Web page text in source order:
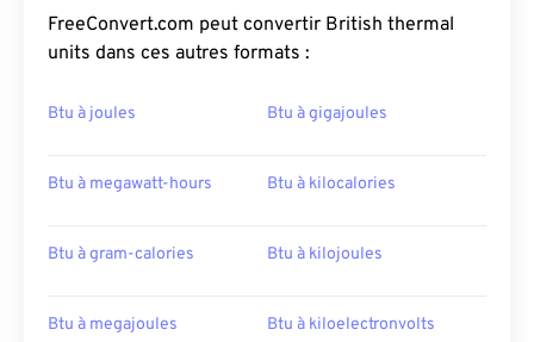
FreeConvert.com peut convertir British thermal
units dans ces autres formats :
Btu à joules Btu à gigajoules
Btu à megawatt-hours Btu à kilocalories
Btu à gram-calories Btu à kilojoules
Btu à megajoules Btu à kiloelectronvolts